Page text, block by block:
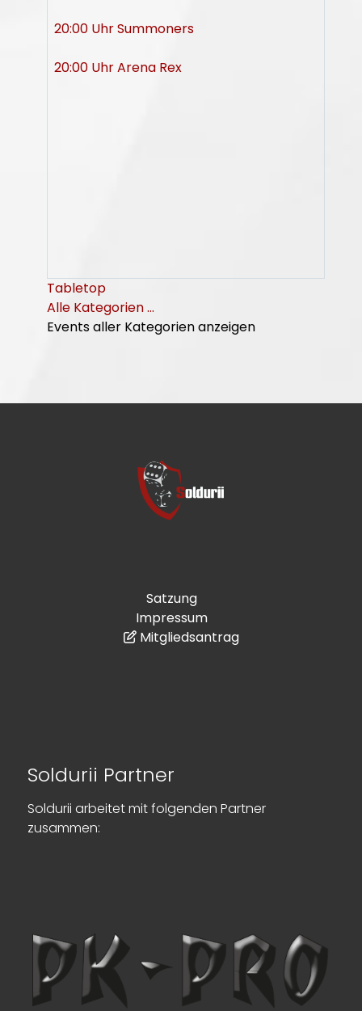
20:00 Uhr Summoners
20:00 Uhr Arena Rex
Tabletop
Alle Kategorien ...
Events aller Kategorien anzeigen
Satzung
Impressum
Mitgliedsantrag
Soldurii Partner
Soldurii arbeitet mit folgenden Partner
zusammen: